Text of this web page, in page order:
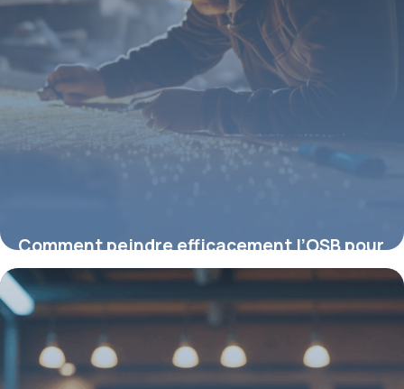
Comment peindre efficacement l’OSB pour
un rendu parfait
26 janvier 2026